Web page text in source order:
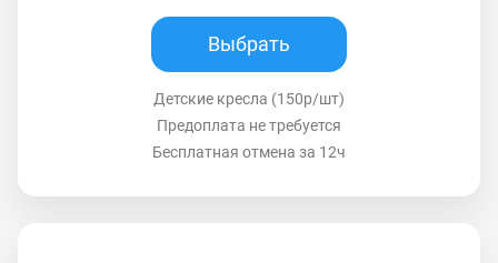
Выбрать
Детские кресла (150р/шт)
Предоплата не требуется
Бесплатная отмена за 12ч